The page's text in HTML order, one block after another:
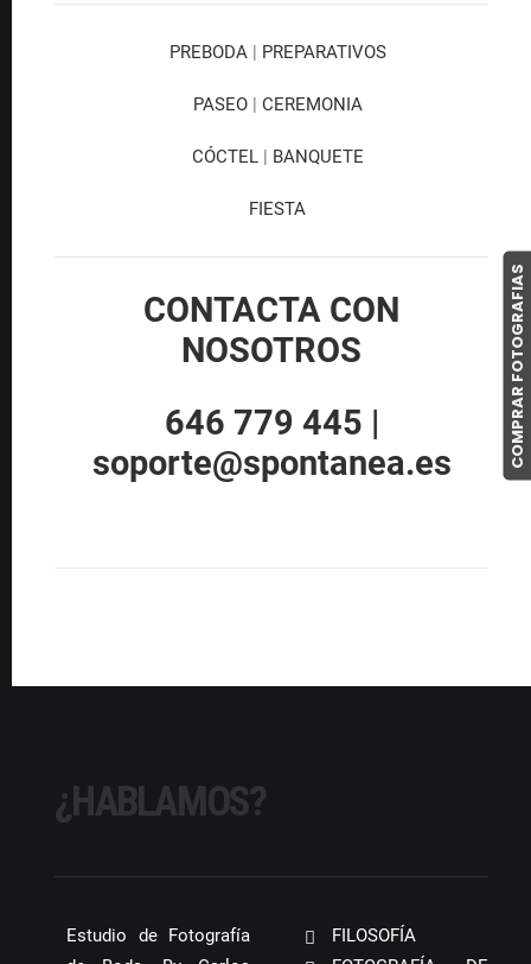
PREBODA| PREPARATIVOS
PASEO| CEREMONIA
CÓCTEL| BANQUETE
FIESTA
CONTACTA CON
NOSOTROS
646 779 445 |
soporte@spontanea.es
¿HABLAMOS?
Estudio de Fotografía
FILOSOFÍA
COMPRAR FOTOGRAFIAS